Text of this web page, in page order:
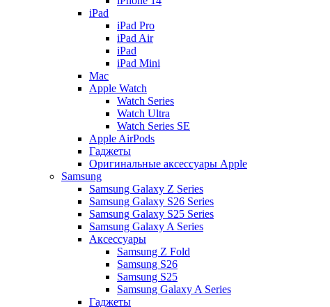
iPad
iPad Pro
iPad Air
iPad
iPad Mini
Mac
Apple Watch
Watch Series
Watch Ultra
Watch Series SE
Apple AirPods
Гаджеты
Оригинальные аксессуары Apple
Samsung
Samsung Galaxy Z Series
Samsung Galaxy S26 Series
Samsung Galaxy S25 Series
Samsung Galaxy A Series
Аксессуары
Samsung Z Fold
Samsung S26
Samsung S25
Samsung Galaxy A Series
Гаджеты